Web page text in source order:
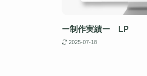
ー制作実績ー LP
2025-07-18